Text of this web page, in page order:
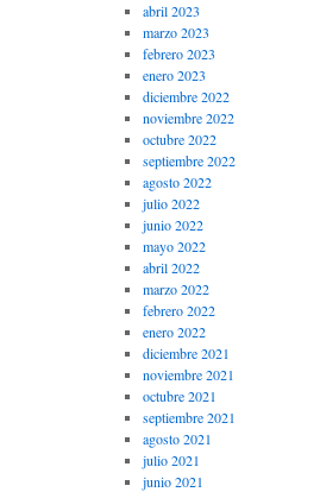
abril 2023
marzo 2023
febrero 2023
enero 2023
diciembre 2022
noviembre 2022
octubre 2022
septiembre 2022
agosto 2022
julio 2022
junio 2022
mayo 2022
abril 2022
marzo 2022
febrero 2022
enero 2022
diciembre 2021
noviembre 2021
octubre 2021
septiembre 2021
agosto 2021
julio 2021
junio 2021